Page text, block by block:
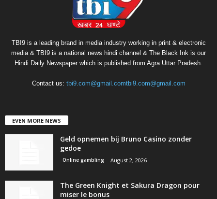
TBI9 is a leading brand in media industry working in print & electronic
media & TBI9 is a national news hindi channel & The Black Ink is our
Hindi Daily Newspaper which is published from Agra Uttar Pradesh.
Contact us: tbi9.com@gmail.comtbi9.com@gmail.com
EVEN MORE NEWS
Geld opnemen bij Bruno Casino zonder
gedoe
Online gambling August 2, 2026
The Green Knight et Sakura Dragon pour
miser le bonus